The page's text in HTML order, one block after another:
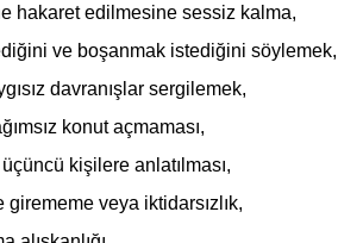
hakaret edilmesine sessiz kalma,
ve boşanmak istediğini söylemek,
davranışlar sergilemek,
konut açmaması,
üçüncü kişilere anlatılması,
veya iktidarsızlık,